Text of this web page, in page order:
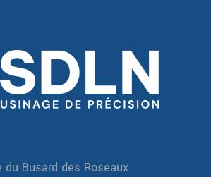
du Busard des Roseaux